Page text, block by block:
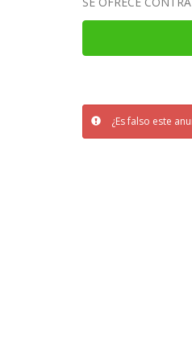
¿Es falso este